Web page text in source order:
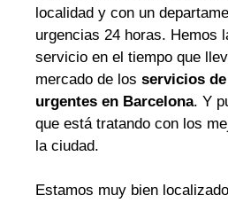
localidad y con un
urgencias 24 horas. Hemos
servicio en el tiempo que
mercado de los servicios
urgentes en Barcelona. Y
que está tratando con los
la ciudad.
Estamos muy bien